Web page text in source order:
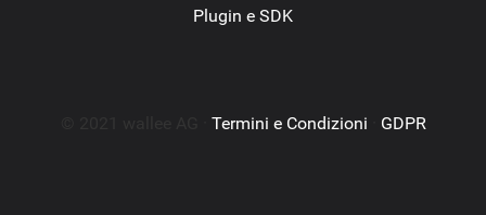
Plugin e SDK
Termini e Condizioni GDPR